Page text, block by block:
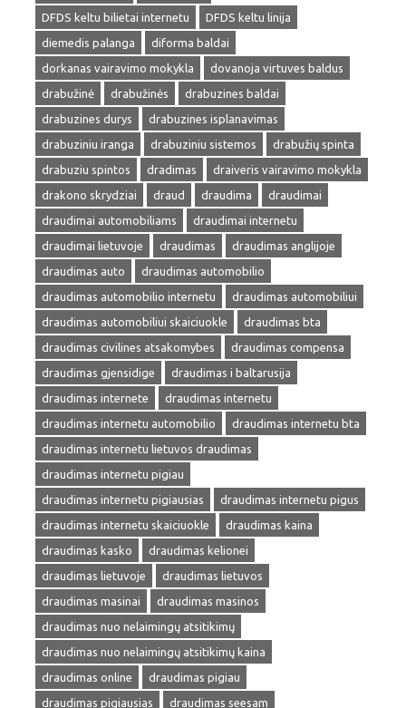
DFDS keltu bilietai internetu
DFDS keltu linija
diemedis palanga
diforma baldai
dorkanas vairavimo mokykla
dovanoja virtuves baldus
drabužinė
drabužinės
drabuzines baldai
drabuzines durys
drabuzines isplanavimas
drabuziniu iranga
drabuziniu sistemos
drabužių spinta
drabuziu spintos
dradimas
draiveris vairavimo mokykla
drakono skrydziai
draud draudima
draudimai
draudimai automobiliams
draudimai internetu
draudimai lietuvoje
draudimas
draudimas anglijoje
draudimas auto
draudimas automobilio
draudimas automobilio internetu
draudimas automobiliui
draudimas automobiliui skaiciuokle
draudimas bta
draudimas civilines atsakomybes
draudimas compensa
draudimas gjensidige
draudimas i baltarusija
draudimas internete
draudimas internetu
draudimas internetu automobilio
draudimas internetu bta
draudimas internetu lietuvos draudimas
draudimas internetu pigiau
draudimas internetu pigiausias
draudimas internetu pigus
draudimas internetu skaiciuokle
draudimas kaina
draudimas kasko
draudimas kelionei
draudimas lietuvoje
draudimas lietuvos
draudimas masinai
draudimas masinos
draudimas nuo nelaimingų atsitikimų
draudimas nuo nelaimingų atsitikimų kaina
draudimas online
draudimas pigiau
draudimas pigiausias
draudimas seesam